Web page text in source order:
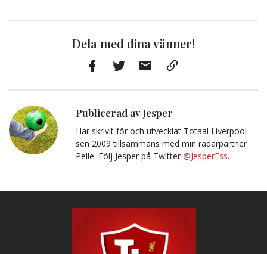
Dela med dina vänner!
Publicerad av Jesper
Har skrivit för och utvecklat Totaal Liverpool
sen 2009 tillsammans med min radarpartner
Pelle. Följ Jesper på Twitter @JesperEss.